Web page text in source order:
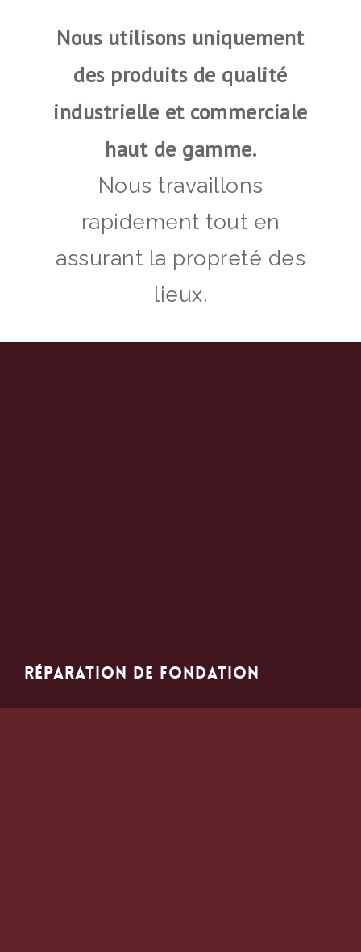
Nous utilisons uniquement
des produits de qualité
industrielle et commerciale
haut de gamme.
Nous travaillons
rapidement tout en
assurant la propreté des
lieux.
Réparation de fondation